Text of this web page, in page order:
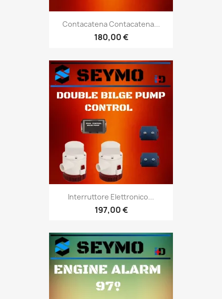
Contacatena Contacatena...
180,00 €
Interruttore Elettronico...
197,00 €